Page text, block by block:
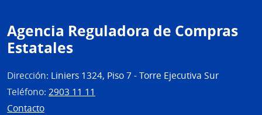
Agencia Reguladora de Compras
Estatales
Dirección: Liniers 1324, Piso 7 - Torre Ejecutiva Sur
Teléfono: 2903 11 11
Contacto